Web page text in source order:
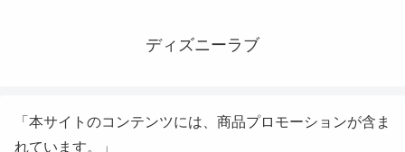
ディズニーラブ
「本サイトのコンテンツには、商品プロモーションが含ま
れています。」